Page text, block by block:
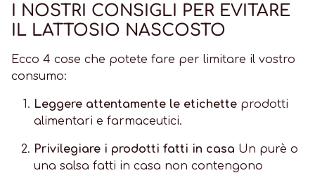
I NOSTRI CONSIGLI PER EVITARE
IL LATTOSIO NASCOSTO
Ecco 4 cose che potete fare per limitare il vostro
consumo:
Leggere attentamente le etichette prodotti
alimentari e farmaceutici.
Privilegiare i prodotti fatti in casa Un purè o
una salsa fatti in casa non contengono